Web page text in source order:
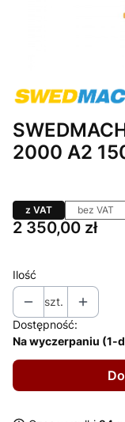
2000 A2
z VAT bez VAT
Cena
2 350,00 zł
Ilość
szt.
Dostępność:
Na wyczerpaniu (1-